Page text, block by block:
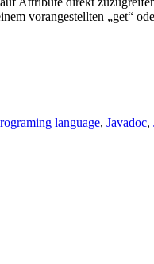
vorangestellten „get“
language, Javadoc,